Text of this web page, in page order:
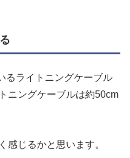
るライトニングケーブル
ニングケーブルは約50cm
感じるかと思います。